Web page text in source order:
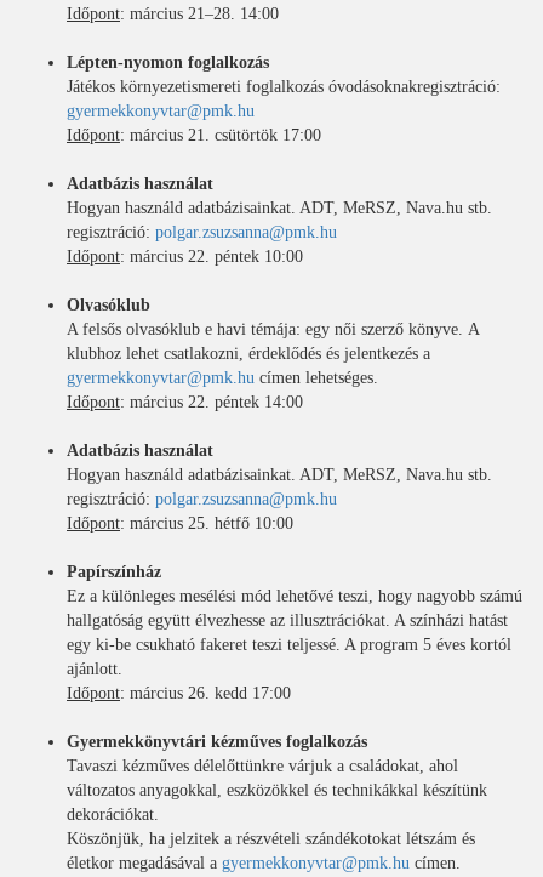
Időpont: március 21–28. 14:00
Lépten-nyomon foglalkozás
Játékos környezetismereti foglalkozás óvodásoknakregisztráció:
gyermekkonyvtar@pmk.hu
Időpont: március 21. csütörtök 17:00
Adatbázis használat
Hogyan használd adatbázisainkat. ADT, MeRSZ, Nava.hu stb.
regisztráció: polgar.zsuzsanna@pmk.hu
Időpont: március 22. péntek 10:00
Olvasóklub
A felsős olvasóklub e havi témája: egy női szerző könyve. A
klubhoz lehet csatlakozni, érdeklődés és jelentkezés a
gyermekkonyvtar@pmk.hu címen lehetséges.
Időpont: március 22. péntek 14:00
Adatbázis használat
Hogyan használd adatbázisainkat. ADT, MeRSZ, Nava.hu stb.
regisztráció: polgar.zsuzsanna@pmk.hu
Időpont: március 25. hétfő 10:00
Papírszínház
Ez a különleges mesélési mód lehetővé teszi, hogy nagyobb számú
hallgatóság együtt élvezhesse az illusztrációkat. A színházi hatást
egy ki-be csukható fakeret teszi teljessé. A program 5 éves kortól
ajánlott.
Időpont: március 26. kedd 17:00
Gyermekkönyvtári kézműves foglalkozás
Tavaszi kézműves délelőttünkre várjuk a családokat, ahol
változatos anyagokkal, eszközökkel és technikákkal készítünk
dekorációkat.
Köszönjük, ha jelzitek a részvételi szándékotokat létszám és
életkor megadásával a gyermekkonyvtar@pmk.hu címen.